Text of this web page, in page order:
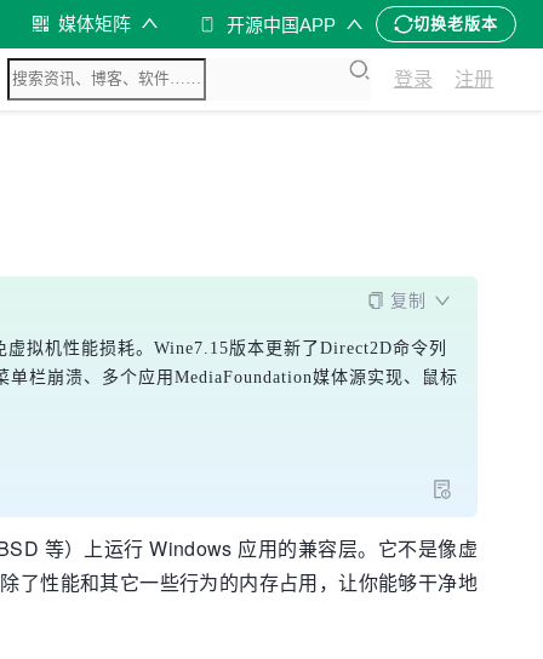
媒体矩阵 开源中国APP 切换老版本
登录 注册
复制
拟机性能损耗。Wine7.15版本更新了Direct2D命令列
栏崩溃、多个应用MediaFoundation媒体源实现、鼠标
等）上运行 Windows 应用的兼容层。它不是像虚
了性能和其它一些行为的内存占用，让你能够干净地